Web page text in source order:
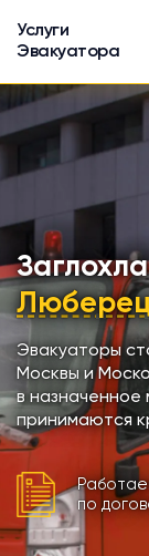
Услуги
Эвакуатора
Эвакуаторы
Москвы и
в назначенное
принимаются
по